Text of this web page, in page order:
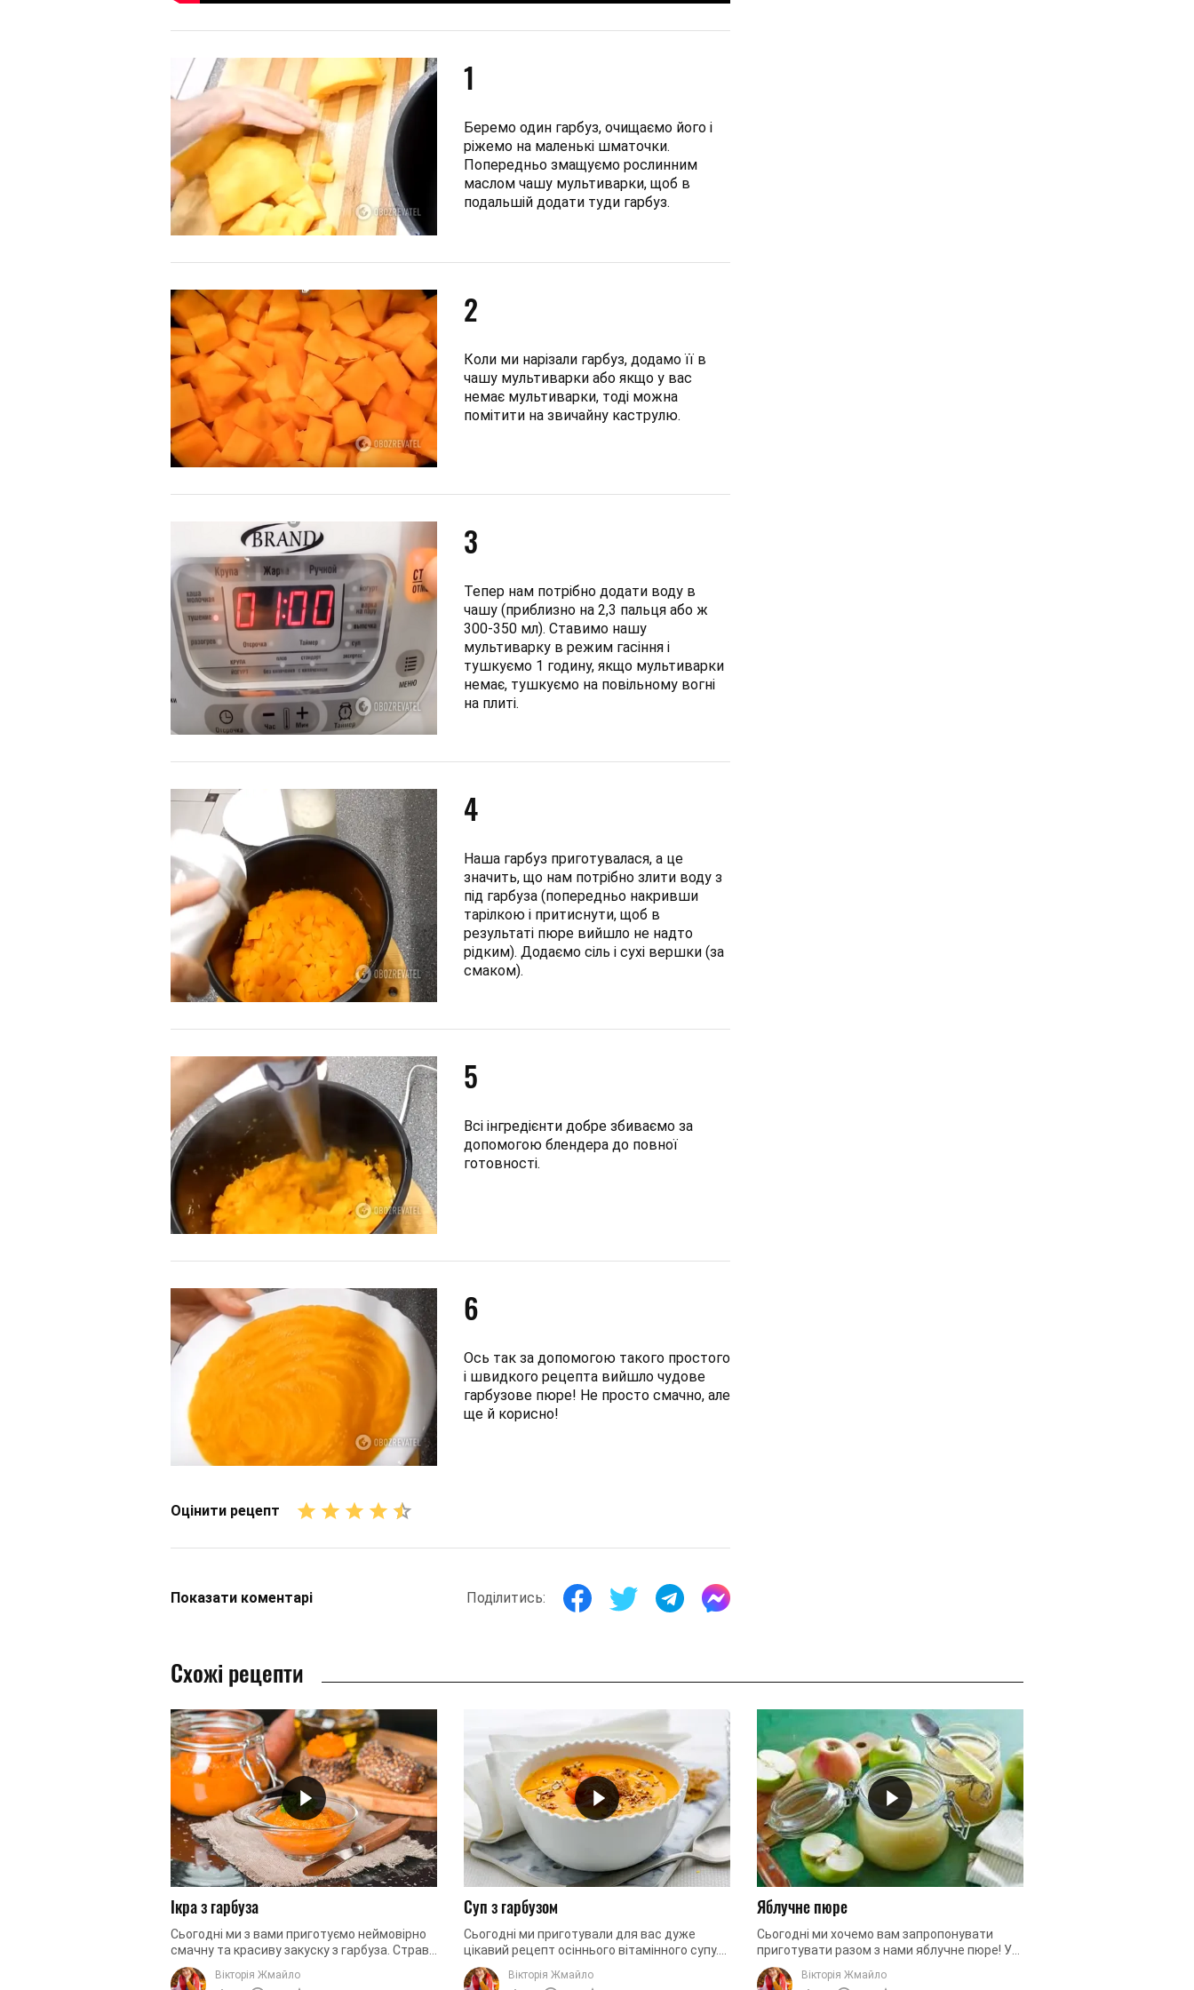
1
Беремо один гарбуз, очищаємо його і
ріжемо на маленькі шматочки.
Попередньо змащуємо рослинним
маслом чашу мультиварки, щоб в
подальшій додати туди гарбуз.
2
Коли ми нарізали гарбуз, додамо її в
чашу мультиварки або якщо у вас
немає мультиварки, тоді можна
помітити на звичайну каструлю.
3
Тепер нам потрібно додати воду в
чашу (приблизно на 2,3 пальця або ж
300-350 мл). Ставимо нашу
мультиварку в режим гасіння і
тушкуємо 1 годину, якщо мультиварки
немає, тушкуємо на повільному вогні
на плиті.
4
Наша гарбуз приготувалася, а це
значить, що нам потрібно злити воду з
під гарбуза (попередньо накривши
тарілкою і притиснути, щоб в
результаті пюре вийшло не надто
рідким). Додаємо сіль і сухі вершки (за
смаком).
5
Всі інгредієнти добре збиваємо за
допомогою блендера до повної
готовності.
6
Ось так за допомогою такого простого
і швидкого рецепта вийшло чудове
гарбузове пюре! Не просто смачно, але
ще й корисно!
Оцінити рецепт
Показати коментарі Поділитись:
Схожі рецепти
Ікра з гарбуза
Сьогодні ми з вами приготуємо неймовірно
смачну та красиву закуску з гарбуза. Страва
не складна у приготуванні. Для її створення,
зокрема, ...Вікторія Жмайло
Суп з гарбузом
Сьогодні ми приготували для вас дуже
цікавий рецепт осіннього вітамінного супу.
Ми пропонуємо вам приготувати суп з
гарбузом. Унікальність цього ...
Вікторія Жмайло
Яблучне пюре
Сьогодні ми хочемо вам запропонувати
приготувати разом з нами яблучне пюре! У
багатьох яблучне пюре асоціюється з
дитинством і напевно все хоча б раз ...
Вікторія Жмайло